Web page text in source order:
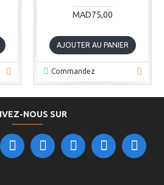
MAD75,00
AJOUTER AU PANIER
Commandez
NOUS SUR